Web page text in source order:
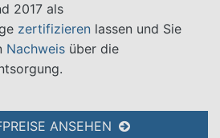
2017 als
zertifizieren lassen und Sie
Nachweis über die
ANSEHEN